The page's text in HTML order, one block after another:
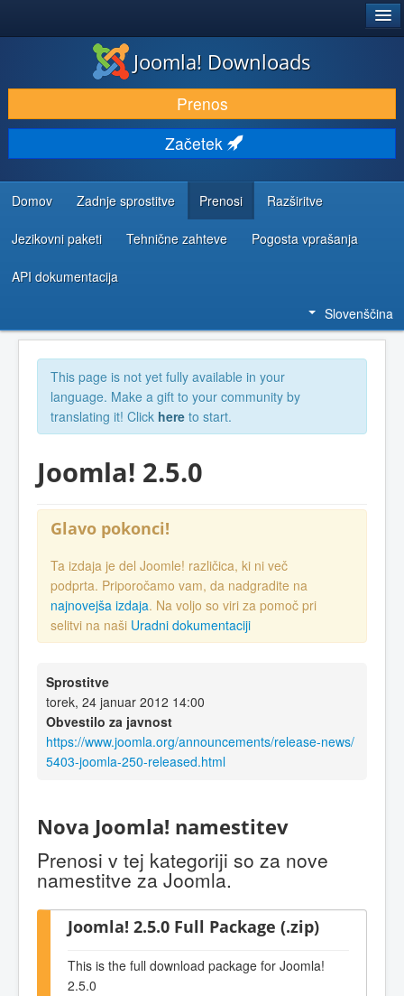
PRENESI IN RAZŠIRI
ODKRIJTE & IZVEJTE
SKUPNOST IN PODPORA
VIRI ZA RAZVIJALCE
Joomla! Downloads
Prenos
Začetek
Domov Zadnje sprostitve Prenosi Razširitve
Jezikovni paketi Tehnične zahteve Pogosta vprašanja
API dokumentacija
Slovenščina
This page is not yet fully available in your
language. Make a gift to your community by
translating it! Click here to start.
Joomla! 2.5.0
Glavo pokonci!
Ta izdaja je del Joomle! različica, ki ni več
podprta. Priporočamo vam, da nadgradite na
najnovejša izdaja. Na voljo so viri za pomoč pri
selitvi na naši Uradni dokumentaciji
Sprostitve
torek, 24 januar 2012 14:00
Obvestilo za javnost
https://www.joomla.org/announcements/release-news/
5403-joomla-250-released.html
Nova Joomla! namestitev
Prenosi v tej kategoriji so za nove
namestitve za Joomla.
Joomla! 2.5.0 Full Package (.zip)
This is the full download package for Joomla!
2.5.0